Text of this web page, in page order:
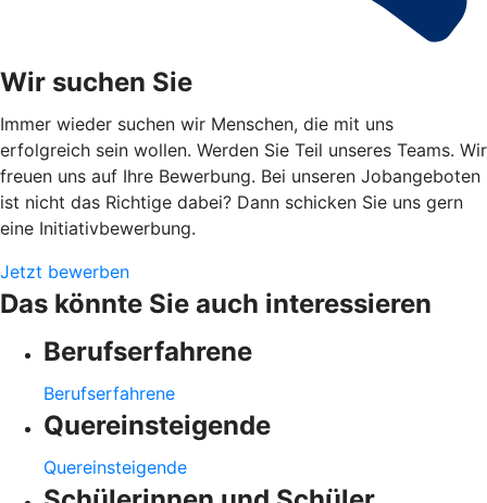
Wir suchen Sie
Immer wieder suchen wir Menschen, die mit uns
erfolgreich sein wollen. Werden Sie Teil unseres Teams. Wir
freuen uns auf Ihre Bewerbung. Bei unseren Jobangeboten
ist nicht das Richtige dabei? Dann schicken Sie uns gern
eine Initiativbewerbung.
Jetzt bewerben
Das könnte Sie auch interessieren
Berufserfahrene
Berufserfahrene
Quereinsteigende
Quereinsteigende